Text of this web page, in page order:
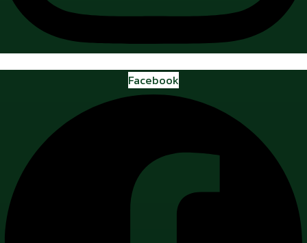
Facebook